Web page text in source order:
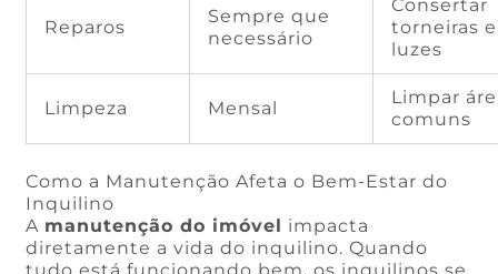
Reparos
Sempre que
necessário
Consertar
torneiras e
luzes
Limpeza Mensal
Limpar
comuns
Como a Manutenção Afeta o Bem-Estar do
Inquilino
A manutenção do imóvel
impacta
diretamente a vida do inquilino. Quando